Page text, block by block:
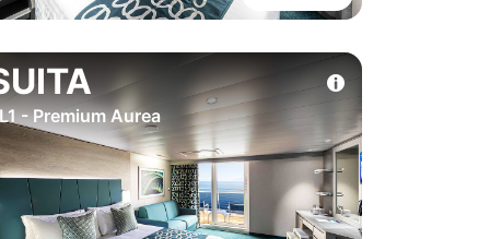
- Premium Aurea